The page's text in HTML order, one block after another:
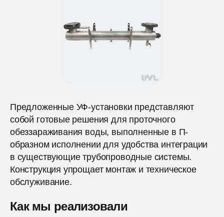
Предложенные УФ-установки представляют
собой готовые решения для проточного
обеззараживания воды, выполненные в П-
образном исполнении для удобства интеграции
в существующие трубопроводные системы.
Конструкция упрощает монтаж и техническое
обслуживание.
Как мы реализовали